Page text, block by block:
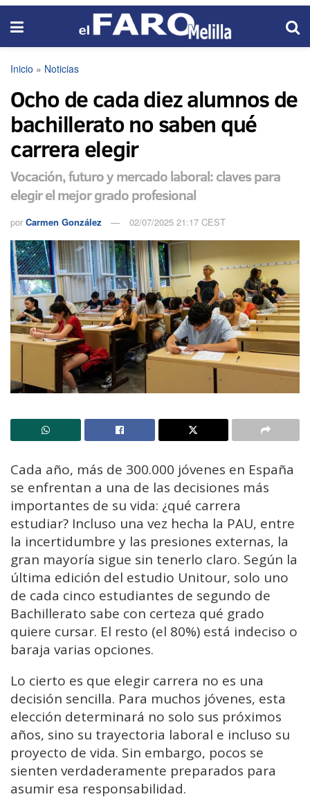
Inicio » Noticias
Ocho de cada diez alumnos de
bachillerato no saben qué
carrera elegir
Vocación, futuro y mercado laboral: claves para
elegir el mejor grado profesional
por Carmen González 02/07/2025 21:17 CEST
Cada año, más de 300.000 jóvenes en España
se enfrentan a una de las decisiones más
importantes de su vida: ¿qué carrera
estudiar? Incluso una vez hecha la PAU, entre
la incertidumbre y las presiones externas, la
gran mayoría sigue sin tenerlo claro. Según la
última edición del estudio Unitour, solo uno
de cada cinco estudiantes de segundo de
Bachillerato sabe con certeza qué grado
quiere cursar. El resto (el 80%) está indeciso o
baraja varias opciones.
Lo cierto es que elegir carrera no es una
decisión sencilla. Para muchos jóvenes, esta
elección determinará no solo sus próximos
años, sino su trayectoria laboral e incluso su
proyecto de vida. Sin embargo, pocos se
sienten verdaderamente preparados para
asumir esa responsabilidad.